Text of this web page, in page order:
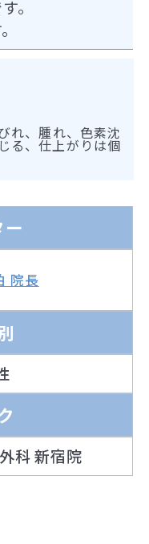
。
れ、腫れ、色素沈
る、仕上がりは個
院長
科 新宿院